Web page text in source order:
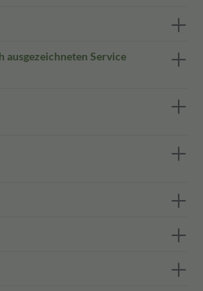
ausgezeichneten Service